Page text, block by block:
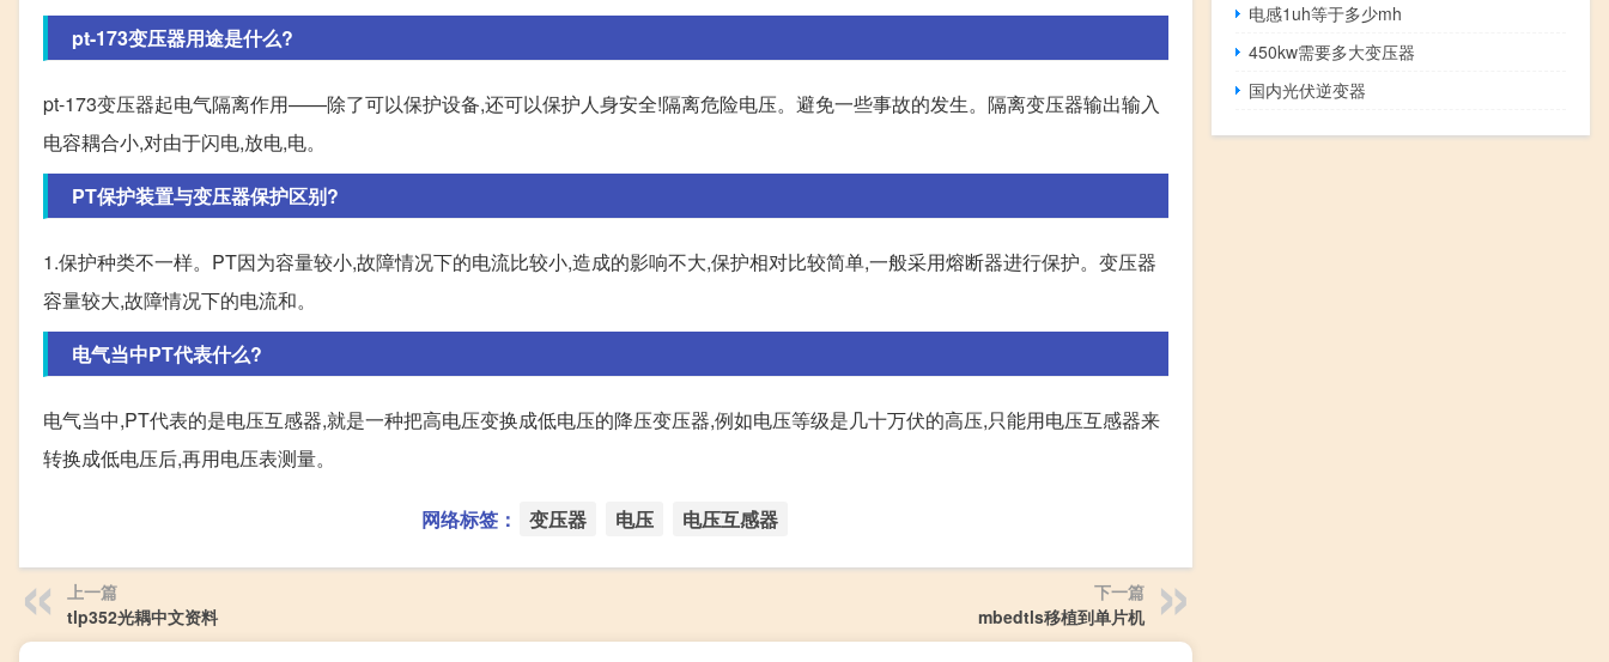
pt-173变压器用途是什么?
pt-173变压器起电气隔离作用——除了可以保护设备,还可以保护人身安全!隔离危险电压。避免一些事故的发生。隔离变压器输出输入
电容耦合小,对由于闪电,放电,电。
PT保护装置与变压器保护区别?
1.保护种类不一样。PT因为容量较小,故障情况下的电流比较小,造成的影响不大,保护相对比较简单,一般采用熔断器进行保护。变压器
容量较大,故障情况下的电流和。
电气当中PT代表什么?
电气当中,PT代表的是电压互感器,就是一种把高电压变换成低电压的降压变压器,例如电压等级是几十万伏的高压,只能用电压互感器来
转换成低电压后,再用电压表测量。
网络标签： 变压器 电压 电压互感器
上一篇
tlp352光耦中文资料
下一篇
mbedtls移植到单片机
电感1uh等于多少mh
450kw需要多大变压器
国内光伏逆变器